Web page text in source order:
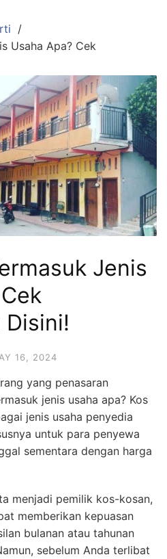
Usaha Apa? Cek
Jenis
Disini!
16, 2024
yang penasaran
jenis usaha apa? Kos
jenis usaha penyedia
untuk para penyewa
sementara dengan harga
menjadi pemilik kos-kosan,
memberikan kepuasan
bulanan atau tahunan
sebelum Anda terlibat